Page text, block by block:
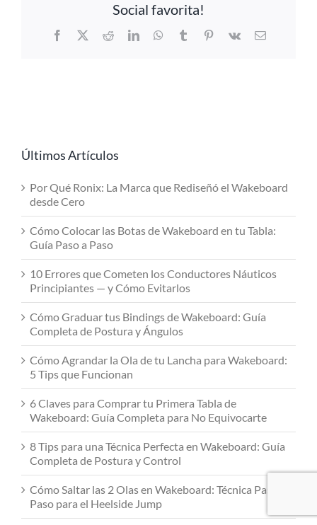
Social favorita!
Facebook
X RedditLinkedInWhatsApp
TumblrPinterest
Vk Email
Últimos Artículos
Por Qué Ronix: La Marca que Rediseñó el Wakeboard
desde Cero
Cómo Colocar las Botas de Wakeboard en tu Tabla:
Guía Paso a Paso
10 Errores que Cometen los Conductores Náuticos
Principiantes — y Cómo Evitarlos
Cómo Graduar tus Bindings de Wakeboard: Guía
Completa de Postura y Ángulos
Cómo Agrandar la Ola de tu Lancha para Wakeboard:
5 Tips que Funcionan
6 Claves para Comprar tu Primera Tabla de
Wakeboard: Guía Completa para No Equivocarte
8 Tips para una Técnica Perfecta en Wakeboard: Guía
Completa de Postura y Control
Cómo Saltar las 2 Olas en Wakeboard: Técnica Paso a
Paso para el Heelside Jump